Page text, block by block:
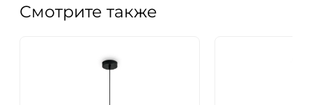
Смотрите также